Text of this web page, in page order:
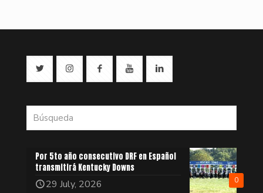
0
Por 5to año consecutivo DRF en Español
transmitirá Kentucky Downs
29 July, 2026